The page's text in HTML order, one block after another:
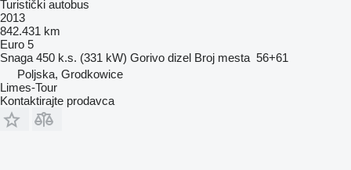
Turistički autobus
2013
842.431 km
Euro 5
Snaga 450 k.s. (331 kW) Gorivo dizel Broj mesta 56+61
Poljska, Grodkowice
Limes-Tour
Kontaktirajte prodavca